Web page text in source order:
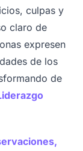
culpas y
claro de
expresen
de los
de